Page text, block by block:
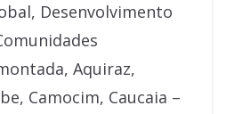
Desenvolvimento
Aquiraz,
Camocim, Caucaia –